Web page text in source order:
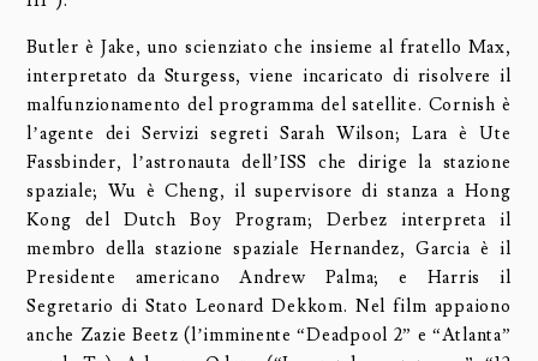
Butler è Jake, uno scienziato che insieme al fratello Max,
interpretato da Sturgess, viene incaricato di risolvere il
malfunzionamento del programma del satellite. Cornish è
l’agente dei Servizi segreti Sarah Wilson; Lara è Ute
Fassbinder, l’astronauta dell’ISS che dirige la stazione
spaziale; Wu è Cheng, il supervisore di stanza a Hong
Kong del Dutch Boy Program; Derbez interpreta il
membro della stazione spaziale Hernandez, Garcia è il
Presidente americano Andrew Palma; e Harris il
Segretario di Stato Leonard Dekkom. Nel film appaiono
anche Zazie Beetz (l’imminente “Deadpool 2” e “Atlanta”